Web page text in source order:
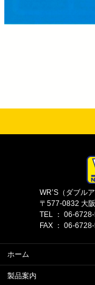
WR’S（ダブル
〒577-0832 大
TEL ： 06-
FAX ： 06-
ホーム
製品案内